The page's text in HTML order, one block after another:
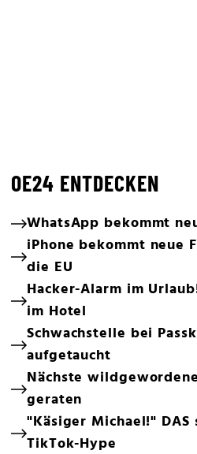
OE24 ENTDECKEN
WhatsApp bekommt
iPhone bekommt neue
die EU
Hacker-Alarm im
im Hotel
Schwachstelle bei
aufgetaucht
Nächste
geraten
"Käsiger Michael!"
TikTok-Hype